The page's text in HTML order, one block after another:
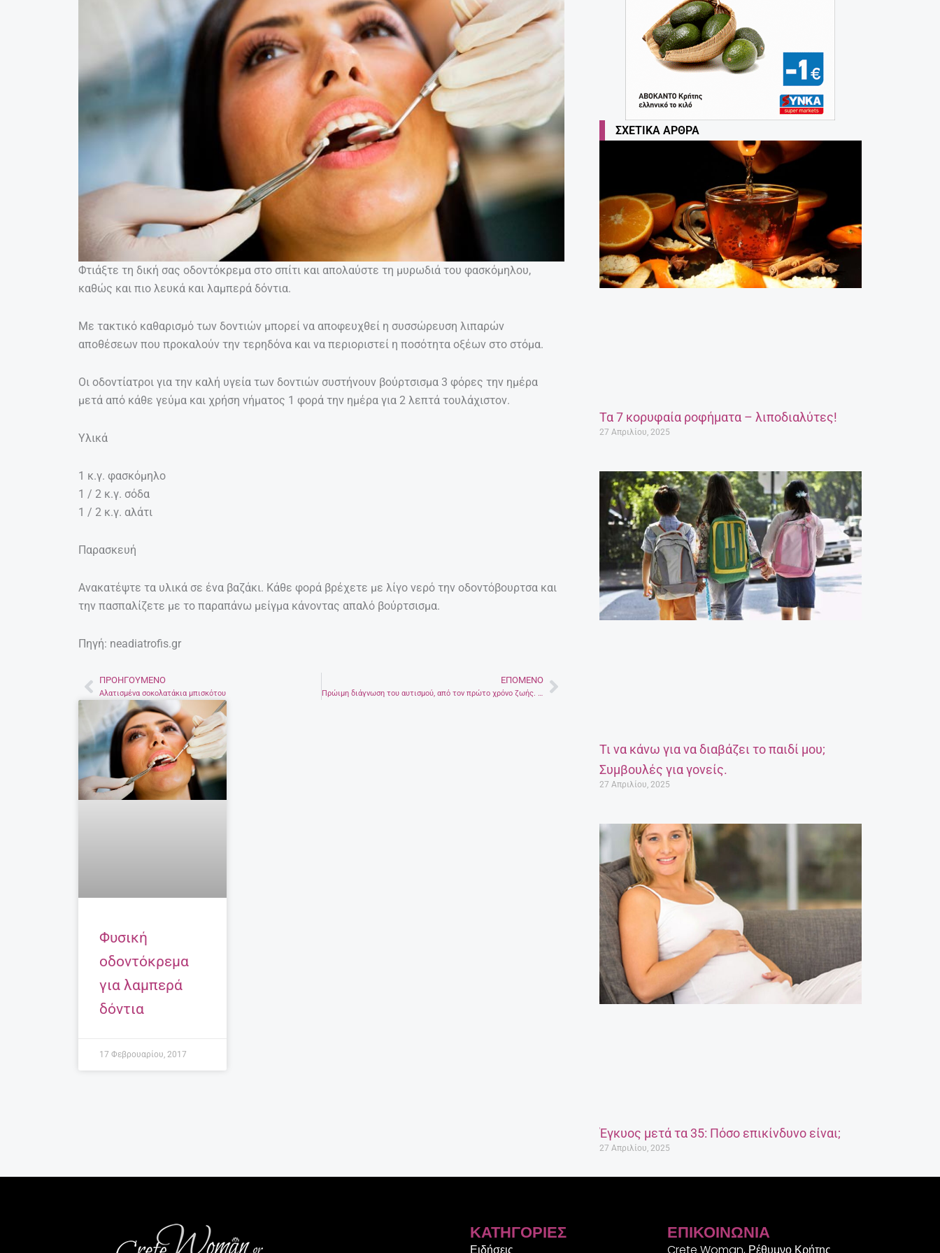
Φτιάξτε τη δική σας οδοντόκρεμα στο σπίτι και απολαύστε τη μυρωδιά του φασκόμηλου,
καθώς και πιο λευκά και λαμπερά δόντια.
Με τακτικό καθαρισμό των δοντιών μπορεί να αποφευχθεί η συσσώρευση λιπαρών
αποθέσεων που προκαλούν την τερηδόνα και να περιοριστεί η ποσότητα οξέων στο στόμα.
Οι οδοντίατροι για την καλή υγεία των δοντιών συστήνουν βούρτσισμα 3 φόρες την ημέρα
μετά από κάθε γεύμα και χρήση νήματος 1 φορά την ημέρα για 2 λεπτά τουλάχιστον.
Υλικά
1 κ.γ. φασκόμηλο
1 / 2 κ.γ. σόδα
1 / 2 κ.γ. αλάτι
Παρασκευή
Ανακατέψτε τα υλικά σε ένα βαζάκι. Κάθε φορά βρέχετε με λίγο νερό την οδοντόβουρτσα και
την πασπαλίζετε με το παραπάνω μείγμα κάνοντας απαλό βούρτσισμα.
Πηγή: neadiatrofis.gr
Prev
ΠΡΟΗΓΟΎΜΕΝΟ
Αλατισμένα σοκολατάκια μπισκότου
ΕΠΌΜΕΝΟ
Πρώιμη διάγνωση του αυτισμού, από τον πρώτο χρόνο ζωής. Νεα έρευνα με Ελληνική συμμετοχήNext
Φυσική
οδοντόκρεμα
για λαμπερά
δόντια
17 Φεβρουαρίου, 2017
ΣΧΕΤΙΚΆ ΆΡΘΡΑ
Τα 7 κορυφαία ροφήματα – λιποδιαλύτες!
27 Απριλίου, 2025
Τι να κάνω για να διαβάζει το παιδί μου;
Συμβουλές για γονείς.
27 Απριλίου, 2025
Έγκυος μετά τα 35: Πόσο επικίνδυνο είναι;
27 Απριλίου, 2025
ΚΑΤΗΓΟΡΊΕΣ ΕΠΙΚΟΙΝΩΝΊΑ